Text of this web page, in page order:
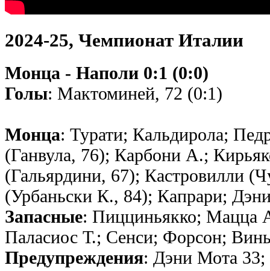
2024-25, Чемпионат Италии
Монца - Наполи 0:1 (0:0)
Голы: Мактоминей, 72 (0:1)
Монца: Турати; Кальдирола;
(Ганвула, 76); Карбони А.;
(Гальярдини, 67); Кастровилли
(Урбаньски К., 84); Капрари;
Запасные: Пицциньякко; Мацца
Паласиос Т.; Сенси; Форсон;
Предупреждения: Дэни Мота